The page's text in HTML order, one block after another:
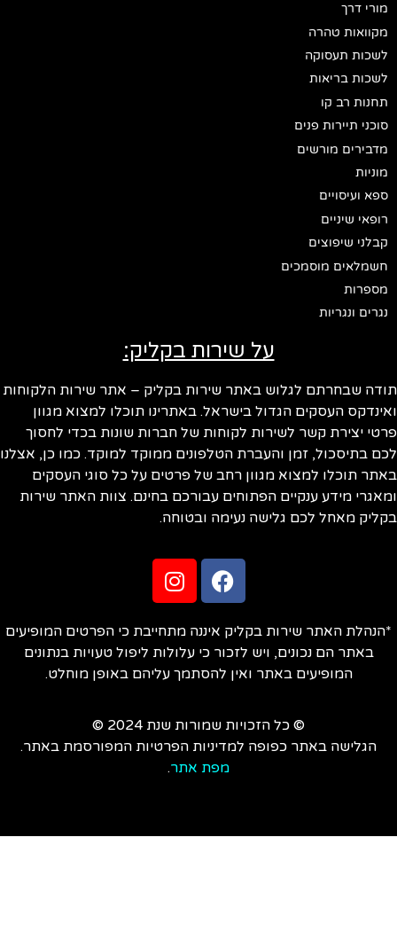
מורי דרך
מקוואות טהרה
לשכות תעסוקה
לשכות בריאות
תחנות רב קו
סוכני תיירות פנים
מדבירים מורשים
מוניות
ספא ועיסויים
רופאי שיניים
קבלני שיפוצים
חשמלאים מוסמכים
מספרות
נגרים ונגריות
על שירות בקליק:
שבחרתם לגלוש באתר שירות בקליק – אתר שירות הלקוחות
העסקים הגדול בישראל. באתרינו תוכלו למצוא מגוון
יצירת קשר לשירות לקוחות של חברות שונות בכדי לחסוך
בתיסכול, זמן והעברת הטלפונים ממוקד למוקד. כמו כן, אצלנו
תוכלו למצוא מגוון רחב של פרטים על כל סוגי העסקים
מידע ענקיים הפתוחים עבורכם בחינם. צוות האתר שירות
מאחל לכם גלישה נעימה ובטוחה.
האתר שירות בקליק איננה מתחייבת כי הפרטים המופיעים
באתר הם נכונים, ויש לזכור כי עלולות ליפול טעויות בנתונים
המופיעים באתר ואין להסתמך עליהם באופן מוחלט.
© כל הזכויות שמורות שנת 2024 ©
הגלישה באתר כפופה למדיניות הפרטיות המפורסמת באתר.
מפת אתר.